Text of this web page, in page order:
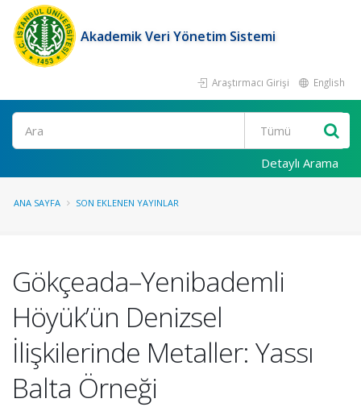
Akademik Veri Yönetim Sistemi
Araştırmacı Girişi English
Ara
Detaylı Arama
ANA SAYFA SON EKLENEN YAYINLAR
Gökçeada–Yenibademli
Höyük’ün Denizsel
İlişkilerinde Metaller: Yassı
Balta Örneği